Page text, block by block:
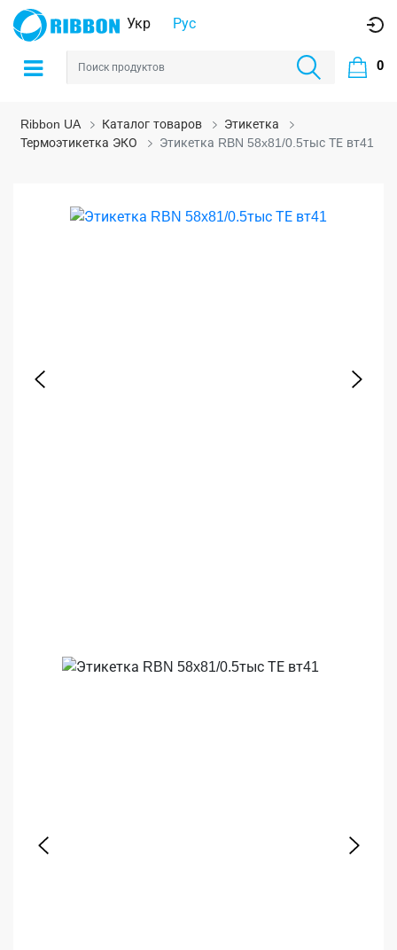
Укр Рус
0
Ribbon UA Каталог товаров
Этикетка
Термоэтикетка ЭКО
Этикетка RBN 58x81/0.5тыс ТЕ вт41